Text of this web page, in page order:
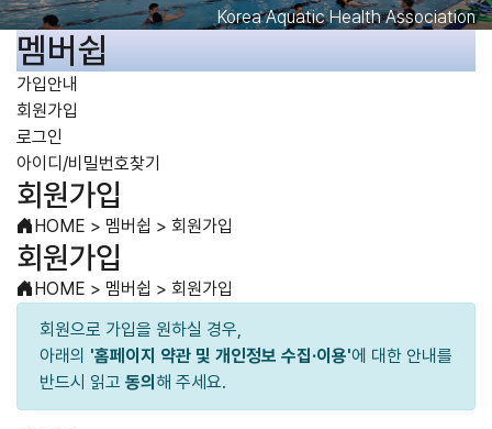
Korea Aquatic Health Association
멤버쉽
가입안내
회원가입
로그인
아이디/비밀번호찾기
회원가입
HOME > 멤버쉽 > 회원가입
회원가입
HOME > 멤버쉽 > 회원가입
회원으로 가입을 원하실 경우,
아래의 '홈페이지 약관 및 개인정보 수집·이용'에 대한 안내를
반드시 읽고 동의 해 주세요.